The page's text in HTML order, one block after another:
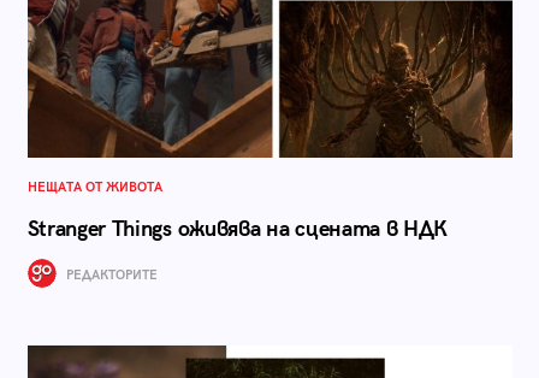
НЕЩАТА ОТ ЖИВОТА
Stranger Things оживява на сцената в НДК
РЕДАКТОРИТЕ